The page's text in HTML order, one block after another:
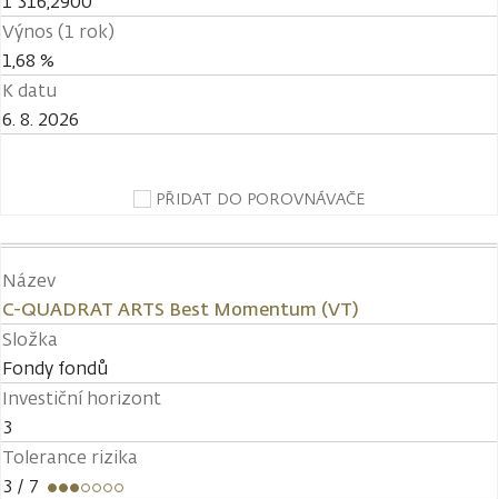
Výnos (1 rok)
1,68 %
K datu
6. 8. 2026
PŘIDAT DO POROVNÁVAČE
Název
C-QUADRAT ARTS Best Momentum (VT)
Složka
Fondy fondů
Investiční horizont
3
Tolerance rizika
3 / 7